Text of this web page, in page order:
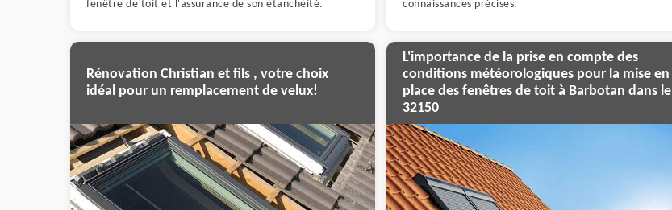
fenêtre de toit et l'assurance de son étanchéité.
connaissances précises.
Rénovation Christian et fils , votre choix
idéal pour un remplacement de velux!
L'importance de la prise en compte des
conditions météorologiques pour la mise en
place des fenêtres de toit à Barbotan dans le
32150